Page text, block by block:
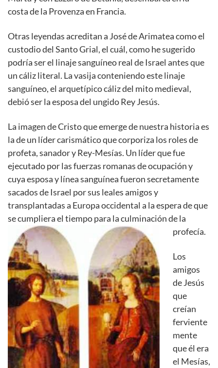
costa de la Provenza en Francia.
Otras leyendas acreditan a José de Arimatea como el
custodio del Santo Grial, el cuál, como he sugerido
podría ser el linaje sanguíneo real de Israel antes que
un cáliz literal. La vasija conteniendo este linaje
sanguíneo, el arquetípico cáliz del mito medieval,
debió ser la esposa del ungido Rey Jesús.
La imagen de Cristo que emerge de nuestra historia es
la de un líder carismático que corporiza los roles de
profeta, sanador y Rey-Mesías. Un líder que fue
ejecutado por las fuerzas romanas de ocupación y
cuya esposa y línea sanguínea fueron secretamente
sacados de Israel por sus leales amigos y
transplantadas a Europa occidental a la espera de que
se cumpliera el tiempo para la culminación de la
profecía.
Los
amigos
de Jesús
que
creían
ferviente
mente
que él era
el Mesías,